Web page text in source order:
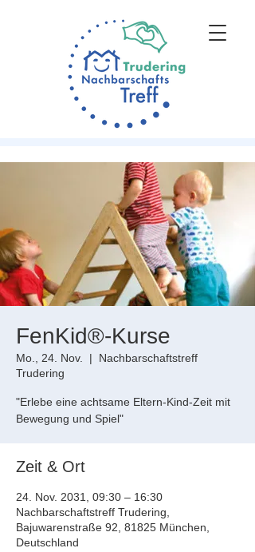
FenKid®-Kurse
Mo., 24. Nov.
  |
Nachbarschaftstreff
Trudering
"Erlebe eine achtsame Eltern-Kind-Zeit mit
Bewegung und Spiel"
Zeit & Ort
24. Nov. 2031, 09:30 – 16:30
Nachbarschaftstreff Trudering,
Bajuwarenstraße 92, 81825 München,
Deutschland